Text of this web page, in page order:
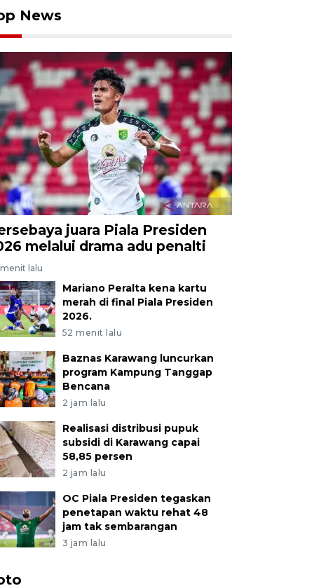
News
juara Piala Presiden
melalui drama adu penalti
lalu
Mariano Peralta kena kartu
merah di final Piala Presiden
2026.
52 menit lalu
Baznas Karawang luncurkan
program Kampung Tanggap
Bencana
2 jam lalu
Realisasi distribusi pupuk
subsidi di Karawang capai
58,85 persen
2 jam lalu
OC Piala Presiden tegaskan
penetapan waktu rehat 48
jam tak sembarangan
3 jam lalu